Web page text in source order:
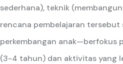
sederhana), teknik
rencana pembelajaran tersebut
perkembangan anak—berfokus
(3-4 tahun) dan aktivitas yang